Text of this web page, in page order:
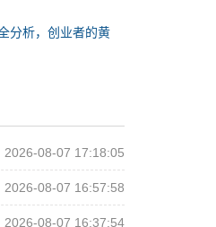
分析，创业者的黄
2026-08-07 17:18:05
2026-08-07 16:57:58
2026-08-07 16:37:54